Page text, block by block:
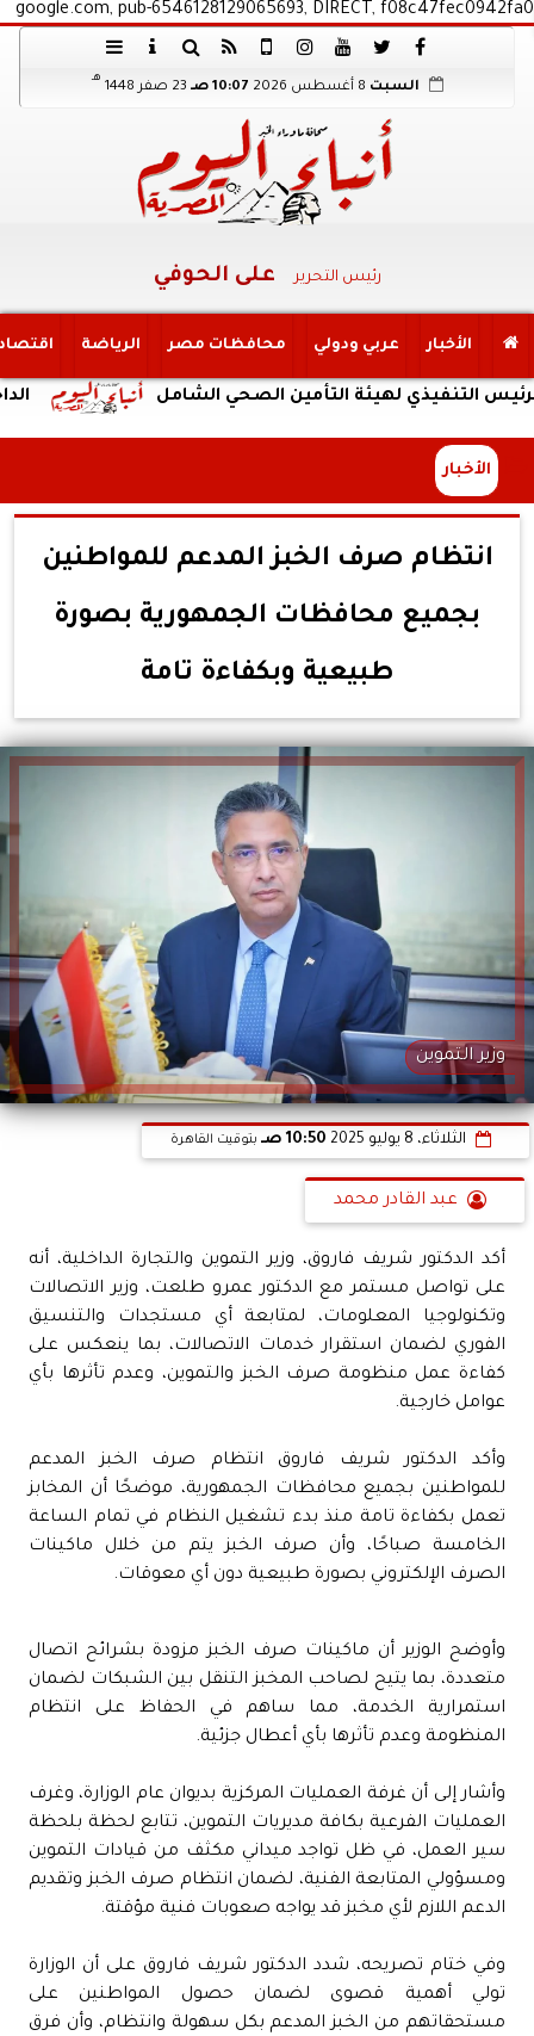
google.com, pub-6546128129065693, DIRECT, f08c47fec0942fa0
السبت 10:07 صـ 23 صفر 1448
هـ
رئيس التحرير على الحوفي
الأخبار عربي ودولي محافظات مصر الرياضة
الداخلية: لهيئة التأمين الصحي الشامل
الأخبار
انتظام صرف الخبز المدعم للمواطنين
بجميع محافظات الجمهورية بصورة
طبيعية وبكفاءة تامة
وزير التموين
الثلاثاء، 8 يوليو 2025 10:50 صـ بتوقيت القاهرة
عبد القادر محمد
أكد الدكتور شريف فاروق، وزير التموين والتجارة الداخلية، أنه
على تواصل مستمر مع الدكتور عمرو طلعت، وزير الاتصالات
وتكنولوجيا المعلومات، لمتابعة أي مستجدات والتنسيق
الفوري لضمان استقرار خدمات الاتصالات، بما ينعكس على
كفاءة عمل منظومة صرف الخبز والتموين، وعدم تأثرها بأي
عوامل خارجية.
وأكد الدكتور شريف فاروق انتظام صرف الخبز المدعم
للمواطنين بجميع محافظات الجمهورية، موضحًا أن المخابز
تعمل بكفاءة تامة منذ بدء تشغيل النظام في تمام الساعة
الخامسة صباحًا، وأن صرف الخبز يتم من خلال ماكينات
الصرف الإلكتروني بصورة طبيعية دون أي معوقات.
وأوضح الوزير أن ماكينات صرف الخبز مزودة بشرائح اتصال
متعددة، بما يتيح لصاحب المخبز التنقل بين الشبكات لضمان
استمرارية الخدمة، مما ساهم في الحفاظ على انتظام
المنظومة وعدم تأثرها بأي أعطال جزئية.
وأشار إلى أن غرفة العمليات المركزية بديوان عام الوزارة، وغرف
العمليات الفرعية بكافة مديريات التموين، تتابع لحظة بلحظة
سير العمل، في ظل تواجد ميداني مكثف من قيادات التموين
ومسؤولي المتابعة الفنية، لضمان انتظام صرف الخبز وتقديم
الدعم اللازم لأي مخبز قد يواجه صعوبات فنية مؤقتة.
وفي ختام تصريحه، شدد الدكتور شريف فاروق على أن الوزارة
تولي أهمية قصوى لضمان حصول المواطنين على
مستحقاتهم من الخبز المدعم بكل سهولة وانتظام، وأن فرق